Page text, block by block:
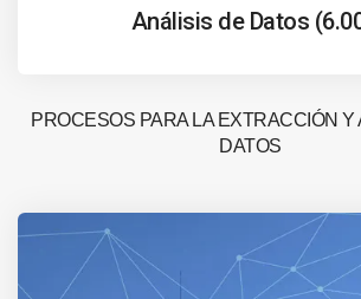
Análisis de Datos
PROCESOS PARA LA EXTRACCIÓN Y
DATOS